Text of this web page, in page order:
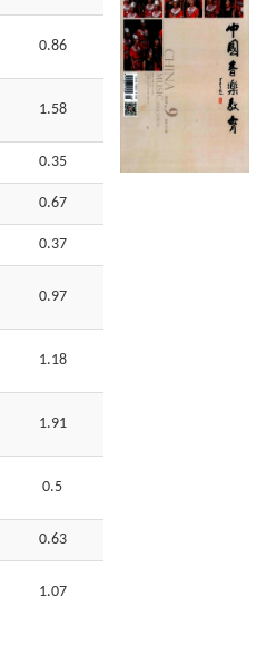
0.86
1.58
0.35
0.67
0.37
0.97
1.18
1.91
0.5
0.63
1.07